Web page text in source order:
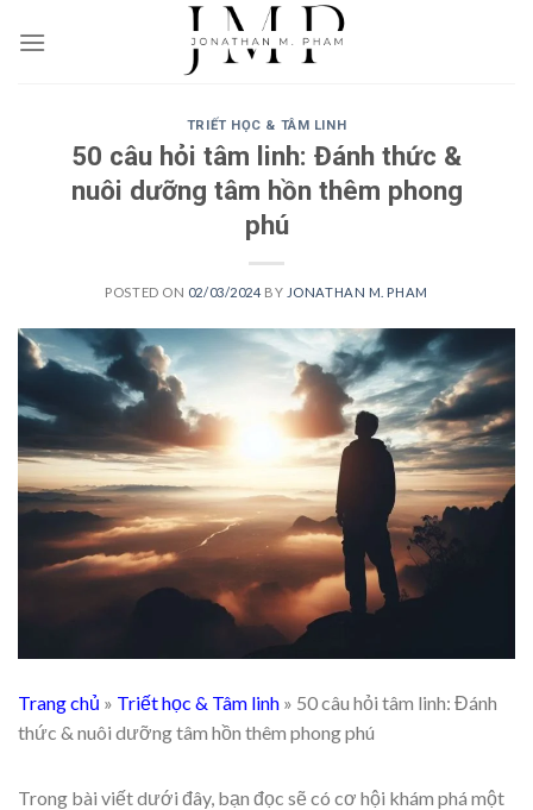
TRIẾT HỌC & TÂM LINH
50 câu hỏi tâm linh: Đánh thức &
nuôi dưỡng tâm hồn thêm phong
phú
POSTED ON 02/03/2024 BY JONATHAN M. PHAM
Trang chủ » Triết học & Tâm linh » 50 câu hỏi tâm linh: Đánh
thức & nuôi dưỡng tâm hồn thêm phong phú
Trong bài viết dưới đây, bạn đọc sẽ có cơ hội khám phá một